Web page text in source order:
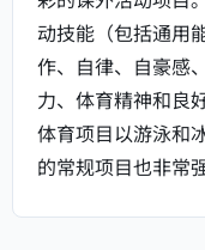
动技能（包括通用
作、自律、自豪感
力、体育精神和良
体育项目以游泳和
的常规项目也非常强